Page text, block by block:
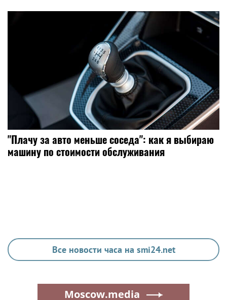
"Плачу за авто меньше соседа": как я выбираю
машину по стоимости обслуживания
Все новости часа на smi24.net
Moscow.media